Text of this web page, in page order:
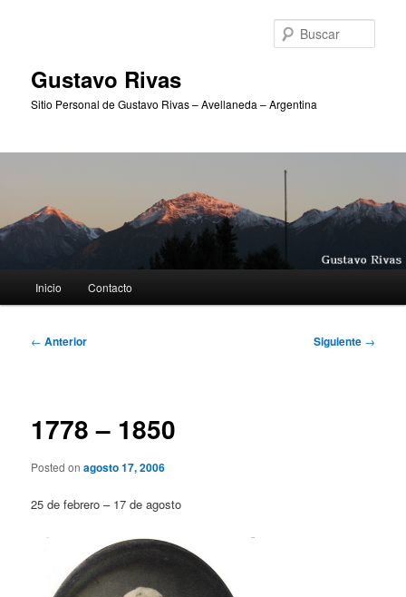
Gustavo Rivas
Sitio Personal de Gustavo Rivas – Avellaneda – Argentina
principal
Inicio Contacto
Navegación
← Anterior Siguiente →
1778 – 1850
Posted onagosto 17, 2006
25 de febrero – 17 de agosto